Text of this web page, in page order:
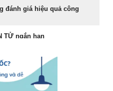
Tốc
dành cho doanh nhân
đỉnh cao
đánh giá hiệu quả công
TỬ ngắn hạn
hiệu quả
chuyên nghiệp